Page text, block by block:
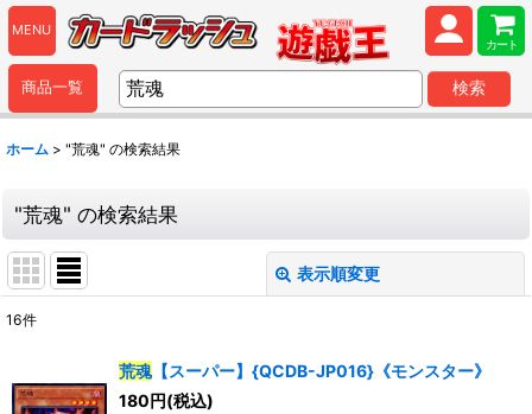
MENU
カート
商品一覧 検索
ホーム > "荒魂" の検索結果
"荒魂" の検索結果
表示順変更
表示数:
16件
荒魂【スーパー】{QCDB-JP016}《モンスター》
180円(税込)